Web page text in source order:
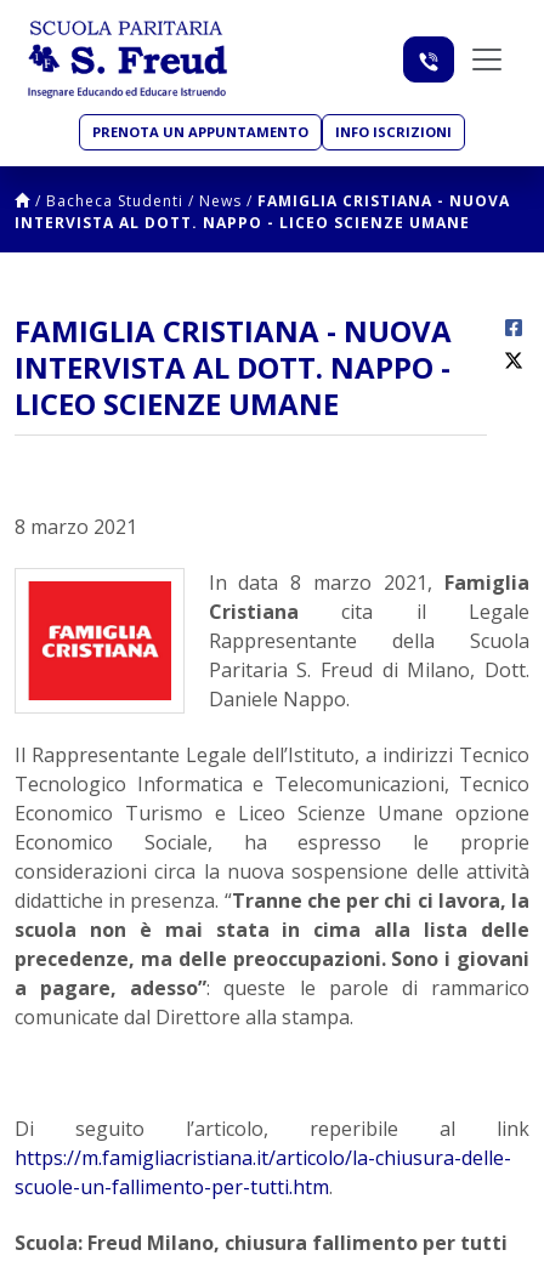
PRENOTA UN APPUNTAMENTO INFO ISCRIZIONI
/ Bacheca Studenti / News / FAMIGLIA CRISTIANA - NUOVA
INTERVISTA AL DOTT. NAPPO - LICEO SCIENZE UMANE
FAMIGLIA CRISTIANA - NUOVA
INTERVISTA AL DOTT. NAPPO -
LICEO SCIENZE UMANE
8 marzo 2021
In data 8 marzo 2021, Famiglia
Cristiana cita il Legale
Rappresentante della Scuola
Paritaria S. Freud di Milano, Dott.
Daniele Nappo.
Il Rappresentante Legale dell’Istituto, a indirizzi Tecnico
Tecnologico Informatica e Telecomunicazioni, Tecnico
Economico Turismo e Liceo Scienze Umane opzione
Economico Sociale, ha espresso le proprie
considerazioni circa la nuova sospensione delle attività
didattiche in presenza. “Tranne che per chi ci lavora, la
scuola non è mai stata in cima alla lista delle
precedenze, ma delle preoccupazioni. Sono i giovani
a pagare, adesso”: queste le parole di rammarico
comunicate dal Direttore alla stampa.
Di seguito l’articolo, reperibile al link
https://m.famigliacristiana.it/articolo/la-chiusura-delle-
scuole-un-fallimento-per-tutti.htm.
Scuola: Freud Milano, chiusura fallimento per tutti